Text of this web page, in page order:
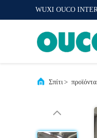
WUXI OUCO
Σπίτι> προϊόντα